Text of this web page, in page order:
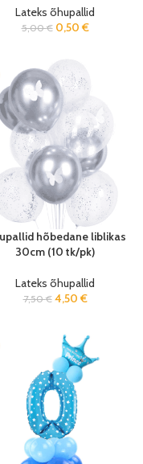
Lateks õhupallid
5,00€ 0,50 €
hõbedane liblikas
30cm (10 tk/pk)
Lateks õhupallid
7,50€ 4,50 €